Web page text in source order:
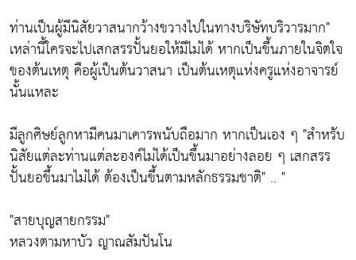
ท่านเป็นผู้มีนิสัยวาสนากว้างขวางไปในทางบริษัทบริวารมาก"
เหล่านี้ใครจะไปเสกสรรปั้นยอให้มีไม่ได้ หากเป็นขึ้นภายในจิตใจ
ของต้นเหตุ คือผู้เป็นต้นวาสนา เป็นต้นเหตุแห่งครูแห่งอาจารย์
นั้นแหละ
มีลูกศิษย์ลูกหามีคนมาเคารพนับถือมาก หากเป็นเอง ๆ "สำหรับ
นิสัยแต่ละท่านแต่ละองค์ไม่ได้เป็นขึ้นมาอย่างลอย ๆ เสกสรร
ปั้นยอขึ้นมาไม่ได้ ต้องเป็นขึ้นตามหลักธรรมชาติ" .. "
"สายบุญสายกรรม"
หลวงตามหาบัว ญาณสัมปันโน